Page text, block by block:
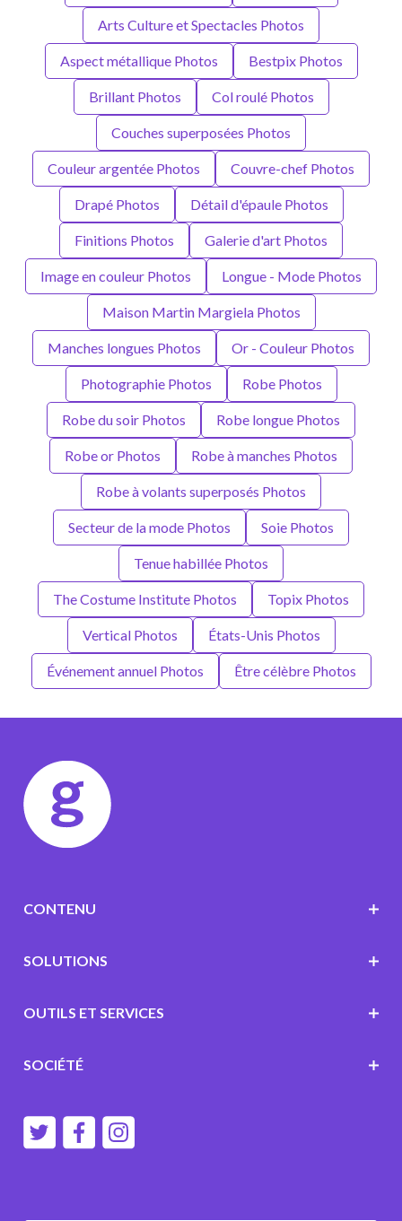
Arts Culture et Spectacles Photos
Aspect métallique Photos Bestpix Photos
Brillant Photos Col roulé Photos
Couches superposées Photos
Couleur argentée Photos Couvre-chef Photos
Drapé Photos Détail d'épaule Photos
Finitions Photos Galerie d'art Photos
Image en couleur Photos Longue - Mode Photos
Maison Martin Margiela Photos
Manches longues Photos Or - Couleur Photos
Photographie Photos Robe Photos
Robe du soir Photos Robe longue Photos
Robe or Photos Robe à manches Photos
Robe à volants superposés Photos
Secteur de la mode Photos Soie Photos
Tenue habillée Photos
The Costume Institute Photos Topix Photos
Vertical Photos États-Unis Photos
Événement annuel Photos Être célèbre Photos
CONTENU
SOLUTIONS
OUTILS ET SERVICES
SOCIÉTÉ